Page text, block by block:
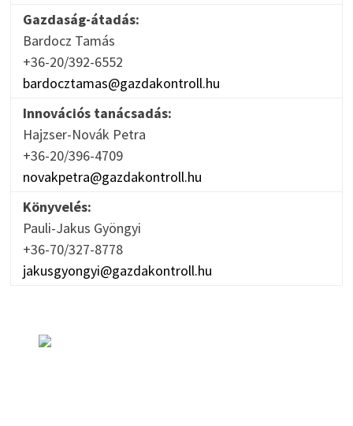
Gazdaság-átadás:
Bardocz Tamás
+36-20/392-6552
bardocztamas@gazdakontroll.hu
Innovációs tanácsadás:
Hajzser-Novák Petra
+36-20/396-4709
novakpetra@gazdakontroll.hu
Könyvelés:
Pauli-Jakus Gyöngyi
+36-70/327-8778
jakusgyongyi@gazdakontroll.hu